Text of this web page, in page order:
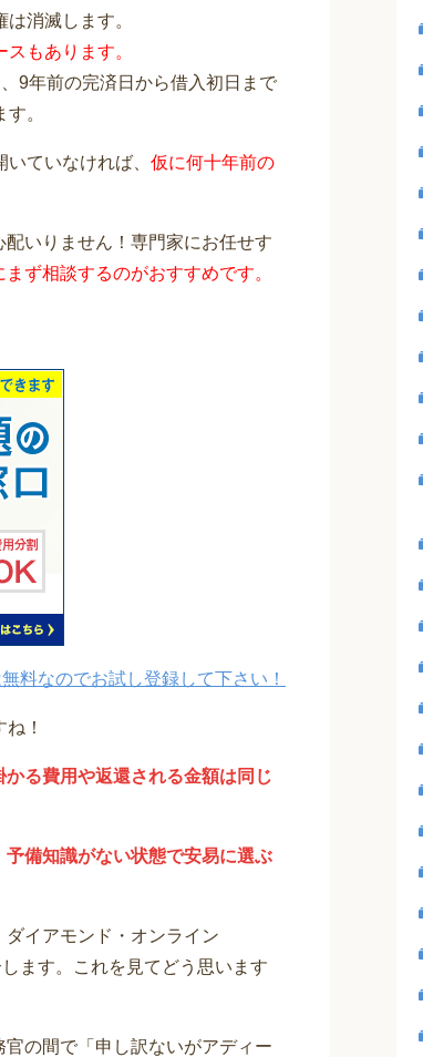
消滅します。
もあります。
9年前の完済日から借入初日まで
。
ていなければ、 仮に何十年前の
いりません！専門家にお任せす
ず相談するのがおすすめです。
料なのでお試し登録して下さい！
！
る費用や返還される金額は同じ
備知識がない状態で安易に選ぶ
イアモンド・オンライン
ます。これを見てどう思います
の間で「申し訳ないがアディー